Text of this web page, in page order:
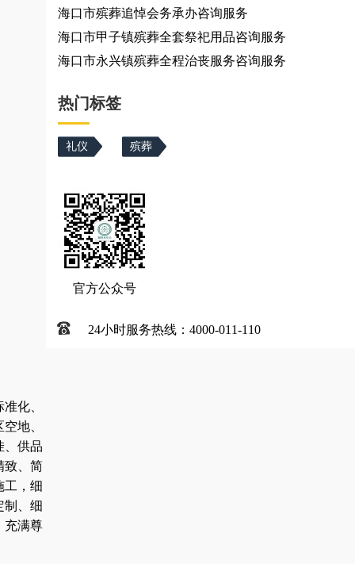
化、
地、
、供品
致、简
工，细
制、细
充满尊
海口市殡葬追悼会务承办咨询服务
海口市甲子镇殡葬全套祭祀用品咨询服务
海口市永兴镇殡葬全程治丧服务咨询服务
热门标签
礼仪 殡葬
官方公众号
24小时服务热线：4000-011-110